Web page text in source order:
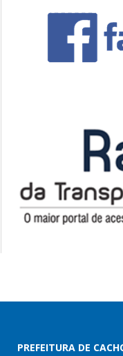
PREFEITURA DE